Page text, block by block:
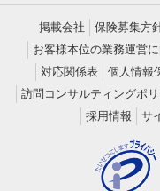
掲載会社 保険募集方
お客様本位の業務運営
対応関係表
個人情報
訪問コンサルティングポ
採用情報
サ